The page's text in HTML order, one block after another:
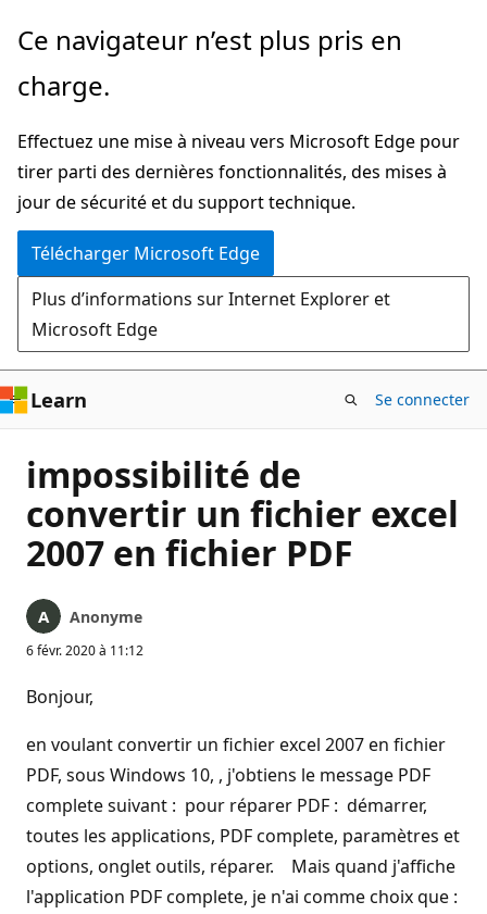
Passer
directement
au
principal
Ce navigateur n’est plus pris en
charge.
Effectuez une mise à niveau vers Microsoft Edge pour
tirer parti des dernières fonctionnalités, des mises à
jour de sécurité et du support technique.
Télécharger Microsoft Edge
Plus d’informations sur Internet Explorer et
Microsoft Edge
Learn Se connecter
impossibilité de
convertir un fichier excel
2007 en fichier PDF
Anonyme
6 févr. 2020 à 11:12
Bonjour,
en voulant convertir un fichier excel 2007 en fichier
PDF, sous Windows 10, , j'obtiens le message PDF
complete suivant : pour réparer PDF : démarrer,
toutes les applications, PDF complete, paramètres et
options, onglet outils, réparer. Mais quand j'affiche
l'application PDF complete, je n'ai comme choix que :